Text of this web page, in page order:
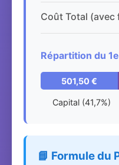
Coût Total (avec
Répartition du
501,50 €
Capital (41,7%)
📘 Formule du